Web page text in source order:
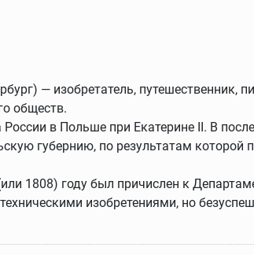
— изобретатель, путешественник,
обществ.
в Польше при Екатерине II. В
губернию, по результатам которой
1808) году был причислен к
изобретениями, но